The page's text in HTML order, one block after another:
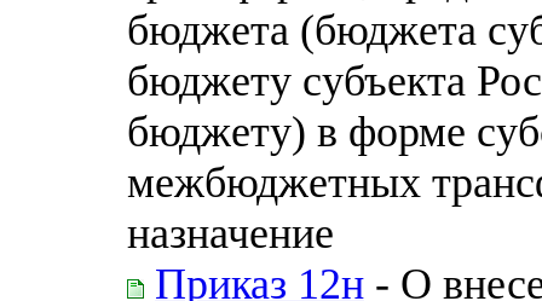
бюджета (бюджета
бюджету субъекта
бюджету) в форме
межбюджетных
назначение
Приказ 12н - О